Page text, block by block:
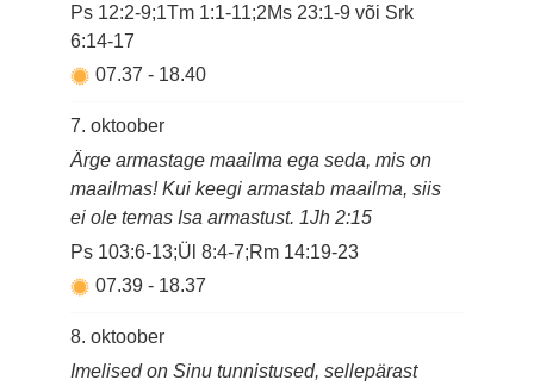
Ps 12:2-9;1Tm 1:1-11;2Ms 23:1-9 või Srk
6:14-17
07.37- 18.40
7. oktoober
Ärge armastage maailma ega seda, mis on
maailmas! Kui keegi armastab maailma, siis
ei ole temas Isa armastust. 1Jh 2:15
Ps 103:6-13;Ül 8:4-7;Rm 14:19-23
07.39- 18.37
8. oktoober
Imelised on Sinu tunnistused, sellepärast